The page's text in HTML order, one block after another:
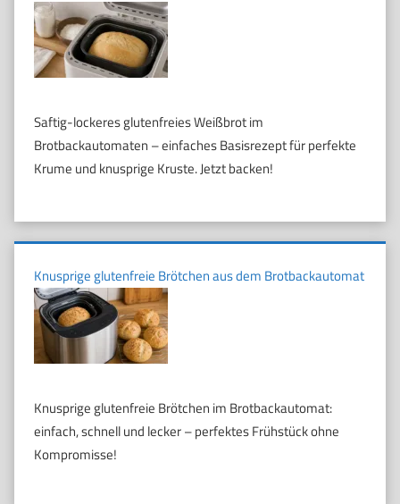
Saftig-lockeres glutenfreies Weißbrot im
Brotbackautomaten – einfaches Basisrezept für perfekte
Krume und knusprige Kruste. Jetzt backen!
Knusprige glutenfreie Brötchen aus dem Brotbackautomat
Knusprige glutenfreie Brötchen im Brotbackautomat:
einfach, schnell und lecker – perfektes Frühstück ohne
Kompromisse!